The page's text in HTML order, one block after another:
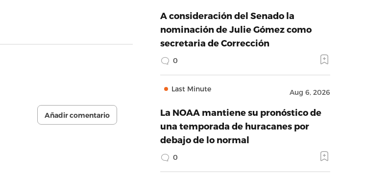
Añadir comentario
A consideración del Senado la
nominación de Julie Gómez como
secretaria de Corrección
0
Last Minute Aug 6, 2026
La NOAA mantiene su pronóstico de
una temporada de huracanes por
debajo de lo normal
0